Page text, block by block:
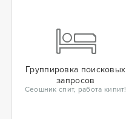
Группировка поисковых
запросов
Сеошник спит, работа кипит!